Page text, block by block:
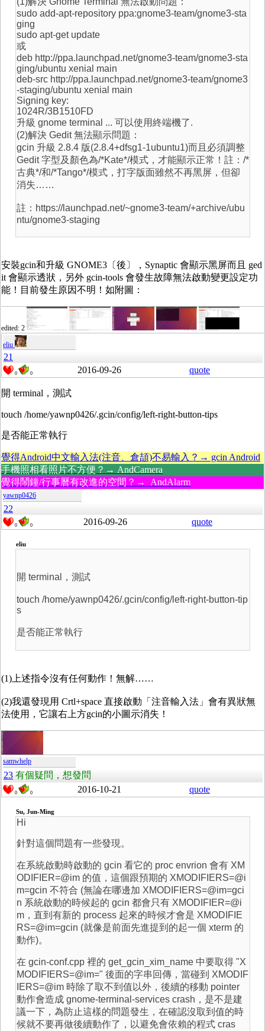
sudo add-apt-repository ppa:gnome3-team/gnome3-sta
ging
sudo apt-get update
或
deb http://ppa.launchpad.net/gnome3-team/gnome3-sta
ging/ubuntu xenial main
deb-src http://ppa.launchpad.net/gnome3-team/gnome3
-staging/ubuntu xenial main
Signing key:
1024R/3B1510FD
升級 gnome terminal ... 可以使用終端機了.
(2)解決 Gedit 無法顯示問題：
gcin 升級 2.8.4 版(2.8.4+dfsg1-1ubuntu1)而且必須調整
Gedit 字型及顏色為/*Kate*/模式，才能顯示正常！註：/*
古典*/和/*Tango*/模式，打字版面雖然不再黑屏，但卻
消失……
註：https://launchpad.net/~gnome3-team/+archive/ubu
ntu/gnome3-staging
安裝gcin和升級 GNOME3〔後〕，Synaptic 會顯示黑屏而且 ged
it 會顯示透狀，另外 gcin-tools 會發生故障無法啟動變更設定功
能！目前發生原因不明！如附圖：
edited: 2
eliu
21
0 0 2016-09-26 quote
開 terminal，測試
touch /home/yawnp0426/.gcin/config/left-right-button-tips
是否能正常執行
覺得Android中文輸入法(注音、倉頡)不易輸入？→ gcin Android
手機照相看照片不方便？→ AndCamera
覺得鬧鐘/行事曆有改進的空間？→ AndAlarm
yawnp0426
22
0 0 2016-09-26 quote
eliu
開 terminal，測試
touch /home/yawnp0426/.gcin/config/left-right-button-tip
s
是否能正常執行
(1)上述指令沒有任何動作！無解……
(2)我還發現用 Crtl+space 直接啟動「注音輸入法」會有異狀無
法使用，它讓右上方gcin的小圖示消失！
samwhelp
23 有個疑問，想發問
0 0 2016-10-21 quote
Su, Jun-Ming
Hi
針對這個問題有一些發現。
在系統啟動時啟動的 gcin 看它的 proc envrion 會有 XM
ODIFIER=@im 的值，這個跟預期的 XMODIFIERS=@i
m=gcin 不符合 (無論在哪邊加 XMODIFIERS=@im=gci
n 系統啟動的時候起的 gcin 都會只有 XMODIFIER=@i
m，直到有新的 process 起來的時候才會是 XMODIFIE
RS=@im=gcin (就像是前面先進提到的起一個 xterm 的
動作)。
在 gcin-conf.cpp 裡的 get_gcin_xim_name 中要取得 "X
MODIFIERS=@im=" 後面的字串回傳，當碰到 XMODIF
IERS=@im 時除了取不到值以外，後續的移動 pointer
動作會造成 gnome-terminal-services crash，是不是建
議一下，為防止這樣的問題發生，在確認沒取到值的時
候就不要再做後續動作了，以避免會依賴的程式 cras